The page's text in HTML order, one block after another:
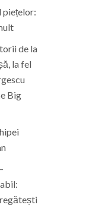
piețelor:
de la
la fel
Big